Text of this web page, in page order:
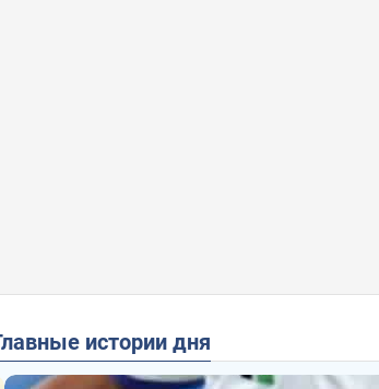
Главные истории дня